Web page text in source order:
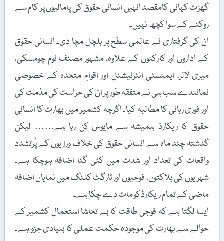
گھڑت کہانی کامقصد انہیں انسانی حقوق کی پامالیوں پر کام سے
روکنے کے سوا کچھ نہیں۔
ان کی گرفتاری نے عالمی سطح پر ہلچل مچا دی۔ انسانی حقوق
کے اداروں اور کارکنوں کے علاوہ، مشہور مصنف نوم چومسکی،
میری لالر، ایمنسٹی انٹرنیشنل اور اقوامِ متحدہ کے خصوصی
نمائندے سب ہی نے متفقہ طور پر ان کی حراست کی مذمت کی
اور فوری رہائی کا مطالبہ کیا۔ اگرچہ کشمیر میں بھارت کا انسانی
حقوق کا ریکارڈ ہمیشہ سے مایوس کن رہا ہے…… لیکن
گذشتہ چند ماہ سے انسانی حقوق کی خلاف ورزیوں کے پُرتشدد
واقعات کی تعداد اور شدت میں کئی گنا اضافہ ہوچکا ہے۔
شہریوں کی ہلاکتوں، فوجیوں اور ٹارگٹ کلنگ میں نمایاں اضافہ
ماضی کے تمام ریکارڈکو مات دے چکا ہے۔
ایسا لگتا ہے کہ فوجی طاقت کا بے تحاشا استعمال کشمیر کے
حوالے سے بھارت کی موجودہ حکمت عملی کا بنیادی جزو ہے۔